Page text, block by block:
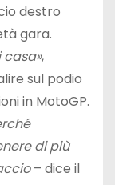
destro
gara.
casa»,
sul podio
in MotoGP.
di più
– dice il